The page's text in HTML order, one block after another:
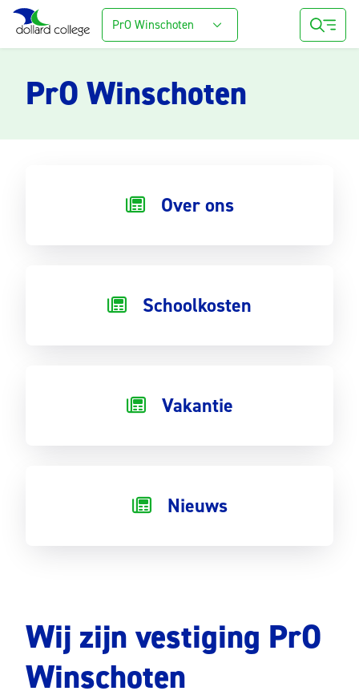
PrO Winschoten
PrO Winschoten
Over ons
Schoolkosten
Vakantie
Nieuws
Wij zijn vestiging PrO
Winschoten